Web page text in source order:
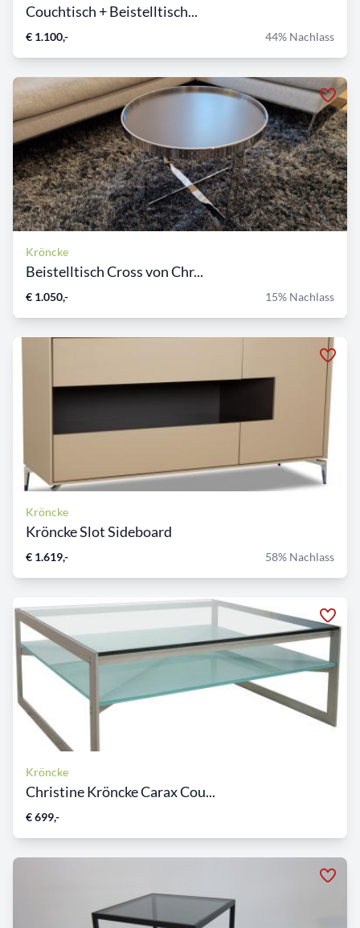
Couchtisch + Beistelltisch...
€ 1.100,- 44% Nachlass
Kröncke
Beistelltisch Cross von Chr...
€ 1.050,- 15% Nachlass
Kröncke
Kröncke Slot Sideboard
€ 1.619,- 58% Nachlass
Kröncke
Christine Kröncke Carax Cou...
€ 699,-